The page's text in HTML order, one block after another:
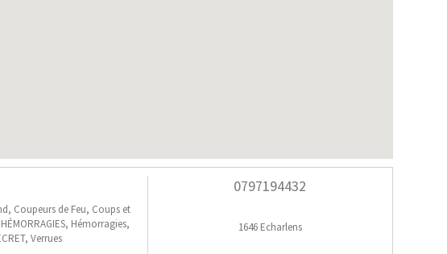
, Coupeurs de Feu, Coups et
HÉMORRAGIES, Hémorragies,
, Verrues
0797194432
1646 Echarlens